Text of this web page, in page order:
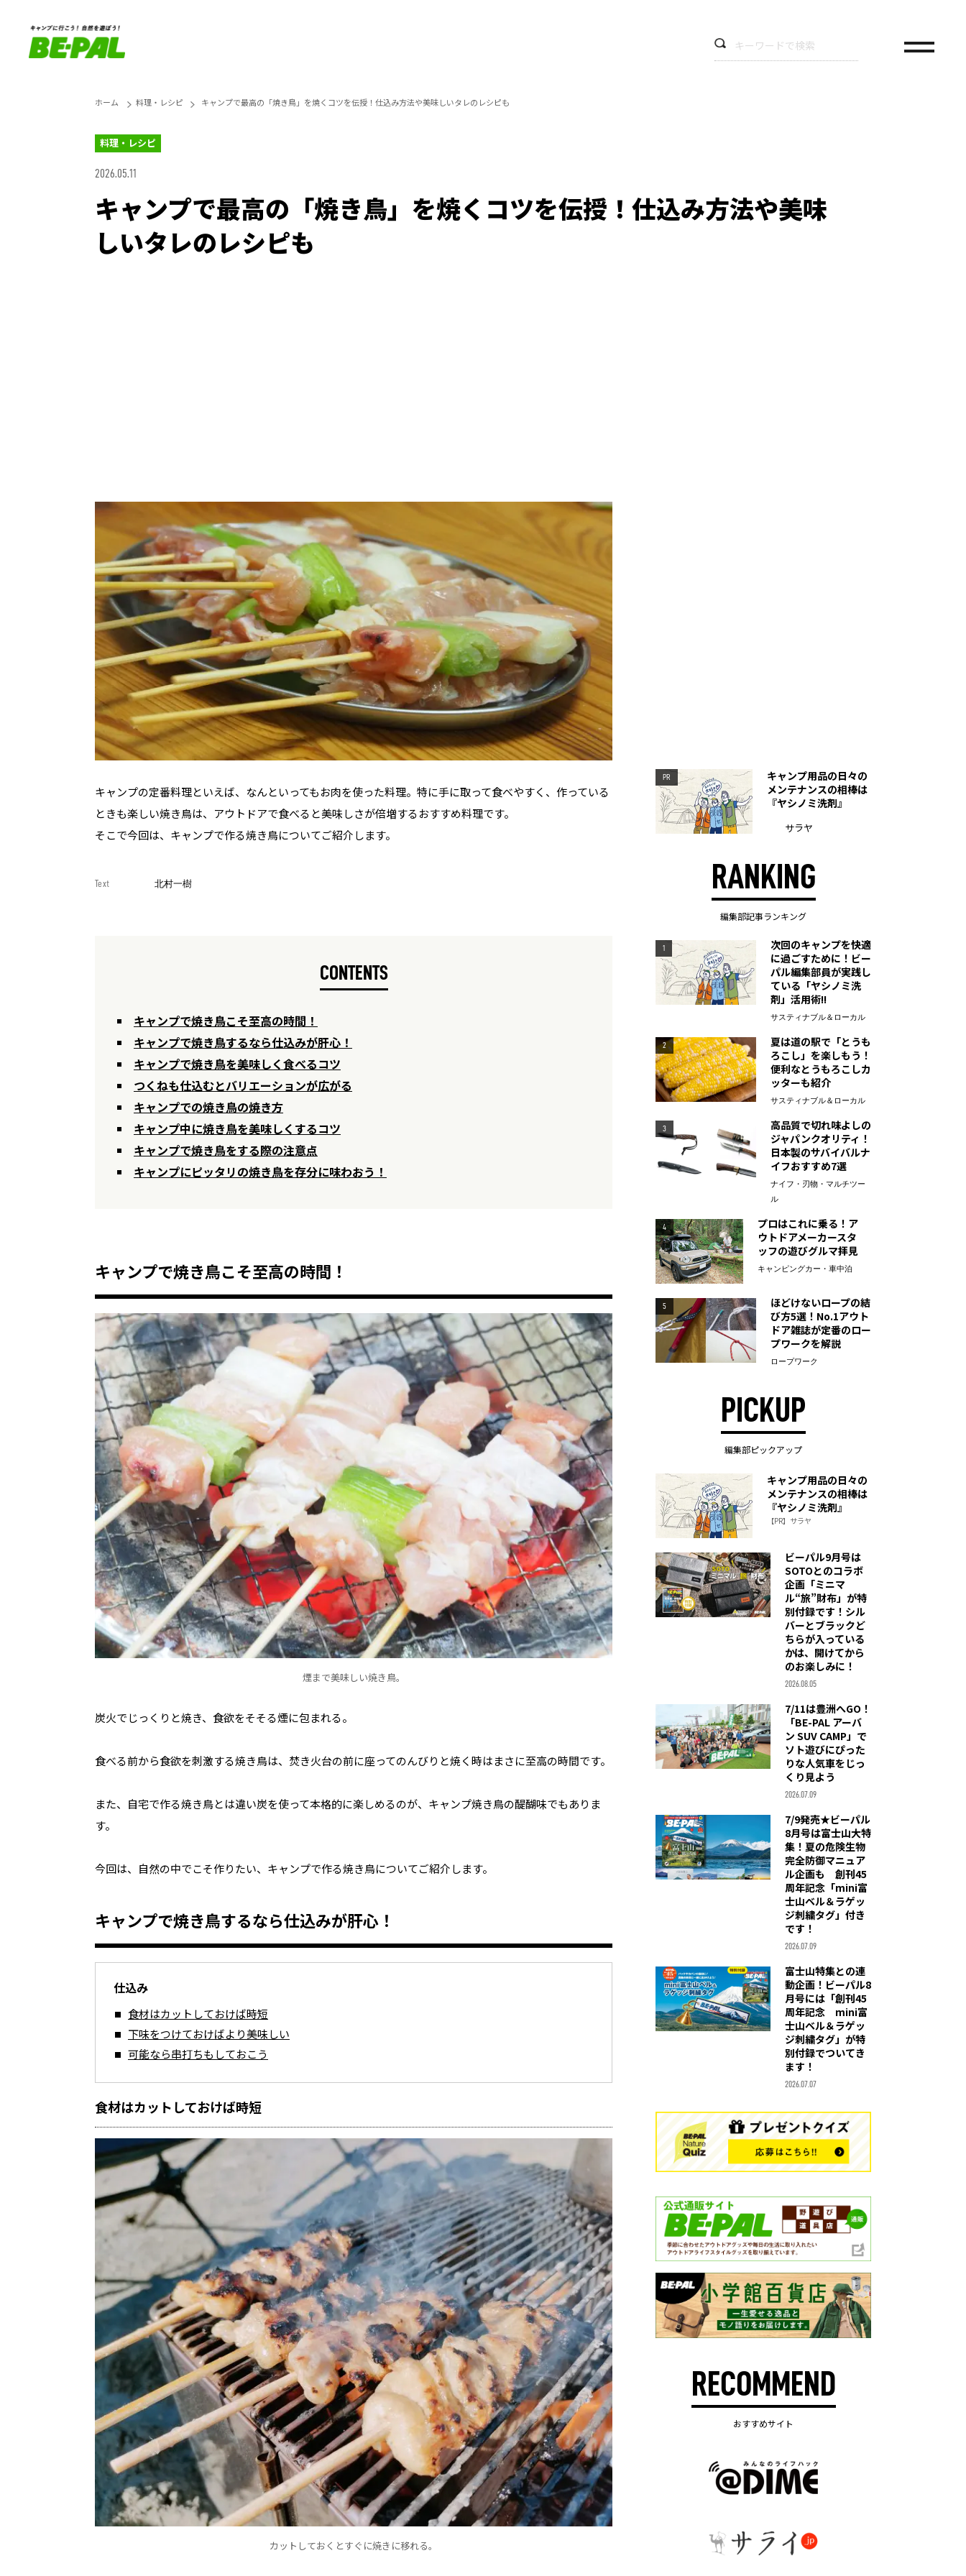
ホーム 料理・レシピ キャンプで最高の「焼き鳥」を焼くコツを伝授！仕込み方法や美味しいタレのレシピも
料理・レシピ
2026.05.11
キャンプで最高の「焼き鳥」を焼くコツを伝授！仕込み方法や美味
しいタレのレシピも
キャンプの定番料理といえば、なんといってもお肉を使った料理。特に手に取って食べやすく、作っている
ときも楽しい焼き鳥は、アウトドアで食べると美味しさが倍増するおすすめ料理です。
そこで今回は、キャンプで作る焼き鳥についてご紹介します。
Text 北村一樹
CONTENTS
キャンプで焼き鳥こそ至高の時間！
キャンプで焼き鳥するなら仕込みが肝心！
キャンプで焼き鳥を美味しく食べるコツ
つくねも仕込むとバリエーションが広がる
キャンプでの焼き鳥の焼き方
キャンプ中に焼き鳥を美味しくするコツ
キャンプで焼き鳥をする際の注意点
キャンプにピッタリの焼き鳥を存分に味わおう！
キャンプで焼き鳥こそ至高の時間！
煙まで美味しい焼き鳥。
炭火でじっくりと焼き、食欲をそそる煙に包まれる。
食べる前から食欲を刺激する焼き鳥は、焚き火台の前に座ってのんびりと焼く時はまさに至高の時間です。
また、自宅で作る焼き鳥とは違い炭を使って本格的に楽しめるのが、キャンプ焼き鳥の醍醐味でもありま
す。
今回は、自然の中でこそ作りたい、キャンプで作る焼き鳥についてご紹介します。
キャンプで焼き鳥するなら仕込みが肝心！
仕込み
食材はカットしておけば時短
下味をつけておけばより美味しい
可能なら串打ちもしておこう
食材はカットしておけば時短
カットしておくとすぐに焼きに移れる。
PR
キャンプ用品の日々の
メンテナンスの相棒は
『ヤシノミ洗剤』
サラヤ
RANKING
編集部記事ランキング
1
次回のキャンプを快適
に過ごすために！ビー
パル編集部員が実践し
ている「ヤシノミ洗
剤」活用術!!
サスティナブル＆ローカル
2
夏は道の駅で「とうも
ろこし」を楽しもう！
便利なとうもろこしカ
ッターも紹介
サスティナブル＆ローカル
3
高品質で切れ味よしの
ジャパンクオリティ！
日本製のサバイバルナ
イフおすすめ7選
ナイフ・刃物・マルチツー
ル
4
プロはこれに乗る！ア
ウトドアメーカースタ
ッフの遊びグルマ拝見
キャンピングカー・車中泊
5
ほどけないロープの結
び方5選！No.1アウト
ドア雑誌が定番のロー
プワークを解説
ロープワーク
PICKUP
編集部ピックアップ
キャンプ用品の日々の
メンテナンスの相棒は
『ヤシノミ洗剤』
【PR】サラヤ
ビーパル9月号は
SOTOとのコラボ
企画「ミニマ
ル“旅”財布」が特
別付録です！シル
バーとブラックど
ちらが入っている
かは、開けてから
のお楽しみに！
2026.08.05
7/11は豊洲へGO！
「BE-PAL アーバ
ン SUV CAMP」で
ソト遊びにぴった
りな人気車をじっ
くり見よう
2026.07.09
7/9発売★ビーパル
8月号は富士山大特
集！夏の危険生物
完全防御マニュア
ル企画も 創刊45
周年記念「mini富
士山ベル＆ラゲッ
ジ刺繍タグ」付き
です！
2026.07.09
富士山特集との連
動企画！ビーパル8
月号には「創刊45
周年記念 mini富
士山ベル＆ラゲッ
ジ刺繍タグ」が特
別付録でついてき
ます！
2026.07.07
RECOMMEND
おすすめサイト